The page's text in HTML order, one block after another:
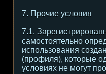
7. Прочие условия
7.1.
самостоятельно
использования
(профиля), которые
условиях не могут